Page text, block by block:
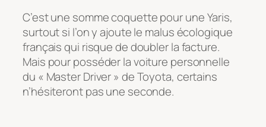
C’est une somme coquette pour une Yaris,
surtout si l’on y ajoute le malus écologique
français qui risque de doubler la facture.
Mais pour posséder la voiture personnelle
du « Master Driver » de Toyota, certains
n’hésiteront pas une seconde.